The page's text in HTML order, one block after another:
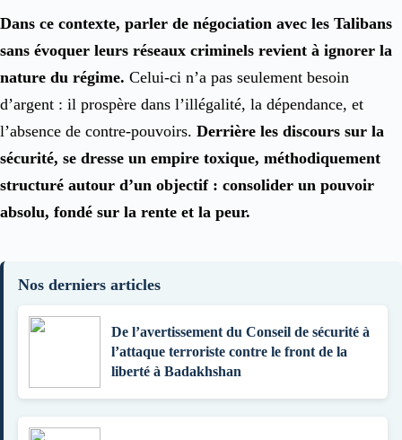
Dans ce contexte, parler de négociation avec les Talibans
sans évoquer leurs réseaux criminels revient à ignorer la
nature du régime. Celui-ci n’a pas seulement besoin
d’argent : il prospère dans l’illégalité, la dépendance, et
l’absence de contre-pouvoirs. Derrière les discours sur la
sécurité, se dresse un empire toxique, méthodiquement
structuré autour d’un objectif : consolider un pouvoir
absolu, fondé sur la rente et la peur.
Nos derniers articles
De l’avertissement du Conseil de sécurité à
l’attaque terroriste contre le front de la
liberté à Badakhshan